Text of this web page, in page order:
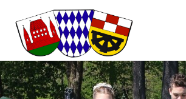
Suchbegriffe